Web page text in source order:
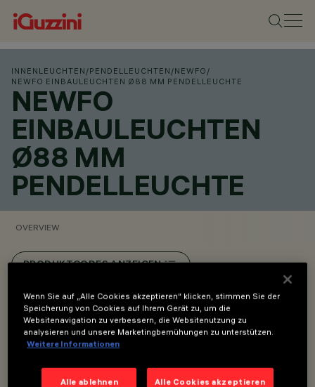
INNENLEUCHTEN /PENDELLEUCHTEN /NEWFO /
NEWFO EINBAULEUCHTEN Ø88 MM PENDELLEUCHTE
NEWFO
EINBAULEUCHTEN
Ø88 MM
PENDELLEUCHTE
OVERVIEW
PRODUKTCODES ANZEIGEN
Overview
Einbaurosette für eine unauffällige Integration in jede
Wenn Sie auf „Alle Cookies akzeptieren“ klicken, stimmen Sie der
Speicherung von Cookies auf Ihrem Gerät zu, um die
Websitenavigation zu verbessern, die Websitenutzung zu
analysieren und unsere Marketingbemühungen zu unterstützen.
Weitere Informationen
Alle ablehnen Alle Cookies akzeptieren